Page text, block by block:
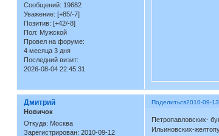
Сообщений: 19682
Уважение: [+85/-7]
Позитив: [+42/-8]
Пол: Мужской
Провел на форуме:
4 месяца 3 дня
Последний визит:
2026-08-04 22:45:31
Поделиться2010-09-
Дмитрий
Новичок
Откуда: Москва
Зарегистрирован: 2010-09-12
Петропавловских-
Ильиновских-